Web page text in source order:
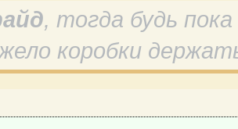
, тогда будь
коробки